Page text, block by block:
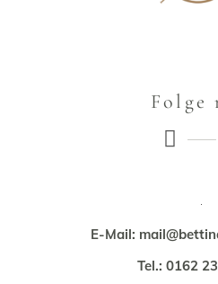
Folge
E-Mail:
Tel.: 0162